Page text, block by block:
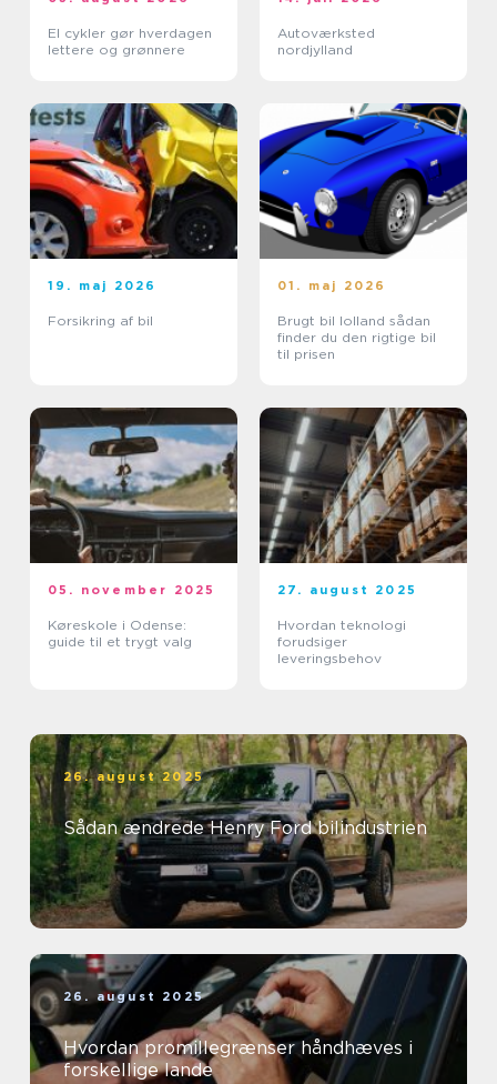
El cykler gør hverdagen
lettere og grønnere
Autoværksted
nordjylland
19. maj 2026
Forsikring af bil
01. maj 2026
Brugt bil lolland sådan
finder du den rigtige bil
til prisen
05. november 2025
Køreskole i Odense:
guide til et trygt valg
27. august 2025
Hvordan teknologi
forudsiger
leveringsbehov
26. august 2025
Sådan ændrede Henry Ford bilindustrien
26. august 2025
Hvordan promillegrænser håndhæves i
forskellige lande